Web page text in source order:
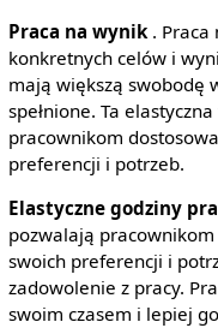
Praca na wynik .
konkretnych celów i
mają większą swobodę
spełnione. Ta
pracownikom
preferencji i potrzeb.
Elastyczne godziny
pozwalają
swoich preferencji i
zadowolenie z pracy.
swoim czasem i lepiej